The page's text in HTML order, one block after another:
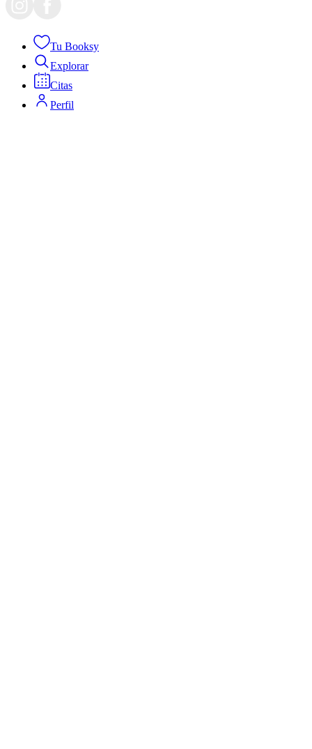
Tu Booksy
Explorar
Citas
Perfil